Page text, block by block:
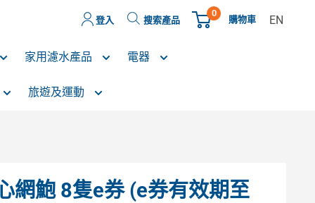
登入 搜索產品
0
購物車 EN
家用濾水產品 電器
旅遊及運動
網鮑 8隻e券 (e券有效期至